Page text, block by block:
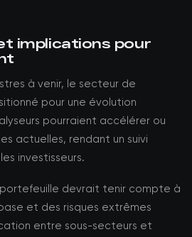
implications pour
à venir, le secteur de
pour une évolution
pourraient accélérer ou
actuelles, rendant un suivi
investisseurs.
devrait tenir compte à
et des risques extrêmes
entre sous-secteurs et